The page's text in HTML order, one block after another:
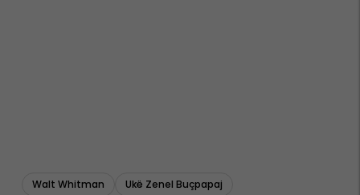
Walt Whitman Ukë Zenel Buçpapaj